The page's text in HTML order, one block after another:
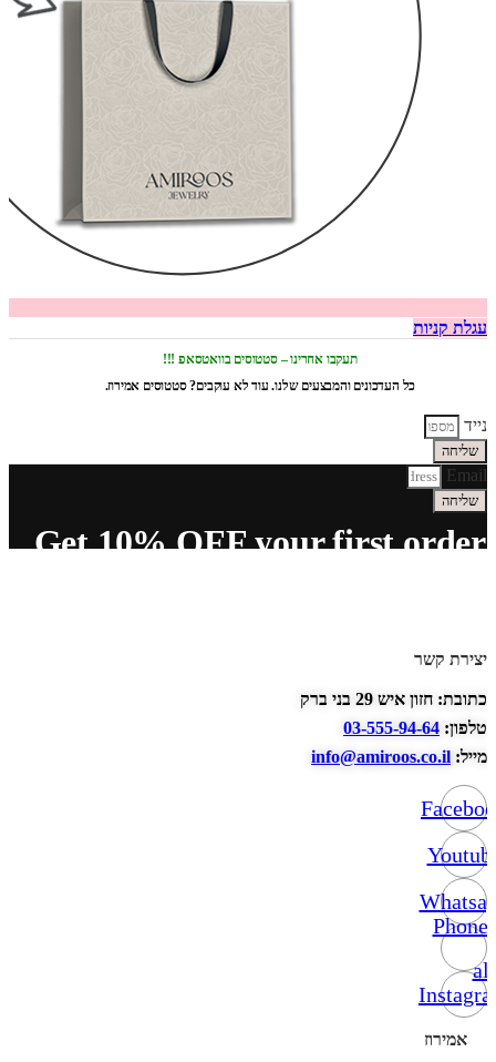
עגלת קניות
תעקבו אחרינו – סטטוסים בוואטסאפ !!!
כל העדכונים והמבצעים שלנו. עוד לא עוקבים? סטטוסים אמירוז.
נייד
שליחה
Email
שליחה
Get 10% OFF your first order
יצירת קשר
כתובת: חזון איש 29 בני ברק
טלפון: 03-555-94-64
מייל: info@amiroos.co.il
Phone-
alt
אמירוז